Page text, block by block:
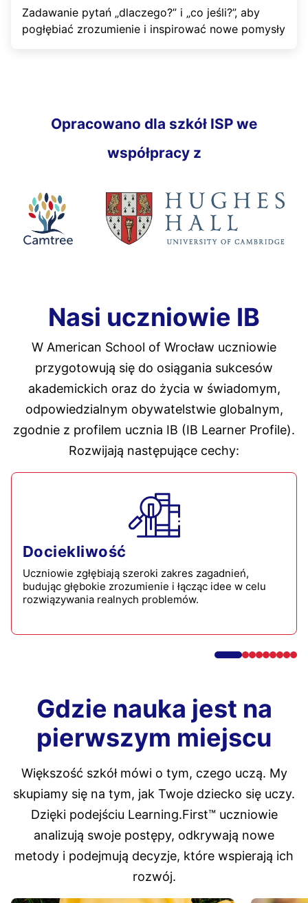
Zadawanie pytań „dlaczego?” i „co jeśli?”, aby
pogłębiać zrozumienie i inspirować nowe pomysły
Opracowano dla szkół ISP we
współpracy z
Nasi uczniowie IB
W American School of Wrocław uczniowie
przygotowują się do osiągania sukcesów
akademickich oraz do życia w świadomym,
odpowiedzialnym obywatelstwie globalnym,
zgodnie z profilem ucznia IB (IB Learner Profile).
Rozwijają następujące cechy:​
Dociekliwość
Uczniowie zgłębiają szeroki zakres zagadnień,
budując głębokie zrozumienie i łącząc idee w celu
rozwiązywania realnych problemów.​
Gdzie nauka jest na
pierwszym miejscu
Większość szkół mówi o tym, czego uczą. My
skupiamy się na tym, jak Twoje dziecko się uczy.
Dzięki podejściu Learning.First™ uczniowie
analizują swoje postępy, odkrywają nowe
metody i podejmują decyzje, które wspierają ich
rozwój.